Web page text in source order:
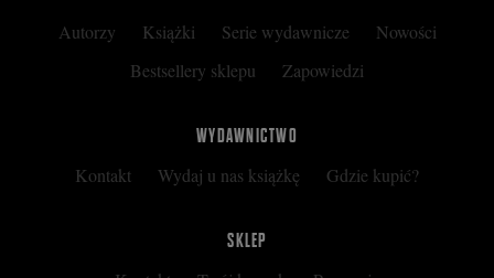
Autorzy Książki Serie wydawnicze
Nowości
Bestsellery sklepu
Zapowiedzi
WYDAWNICTWO
Kontakt Wydaj u nas książkę Gdzie kupić?
SKLEP